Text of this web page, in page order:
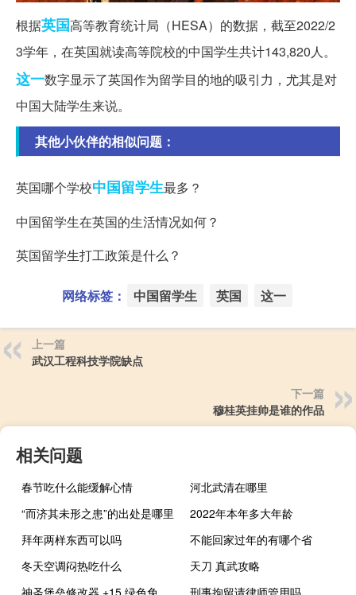
根据英国高等教育统计局（HESA）的数据，截至2022/2
3学年，在英国就读高等院校的中国学生共计143,820人。
这一数字显示了英国作为留学目的地的吸引力，尤其是对
中国大陆学生来说。
其他小伙伴的相似问题：
英国哪个学校中国留学生最多？
中国留学生在英国的生活情况如何？
英国留学生打工政策是什么？
网络标签： 中国留学生 英国 这一
上一篇
武汉工程科技学院缺点
下一篇
穆桂英挂帅是谁的作品
相关问题
春节吃什么能缓解心情
河北武清在哪里
“而济其未形之患”的出处是哪里
2022年本年多大年龄
拜年两样东西可以吗
不能回家过年的有哪个省
冬天空调闷热吃什么
天刀 真武攻略